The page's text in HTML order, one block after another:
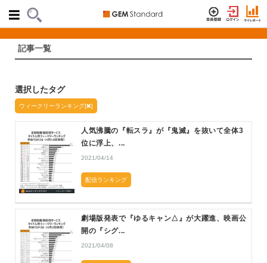
記事一覧
選択したタグ
ウィークリーランキング[ ]
人気沸騰の『転スラ』が『鬼滅』を抜いて全体3
位に浮上、...
2021/04/14
配信ランキング
劇場版発表で『ゆるキャン△』が大躍進、映画公
開の『シグ...
2021/04/08